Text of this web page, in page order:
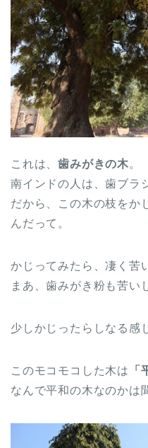
これは、歯みがきの木。
南インドの人は、歯ブラ
だから、この木の枝をか
んだって。
かじってみたら、凄く苦
まあ、歯みがき粉も苦い
少しかじったらしなる感
このモコモコした木は 「
なんで平和の木なのかは